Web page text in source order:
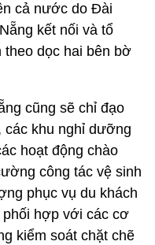
cả nước do Đài
kết nối và tổ
theo dọc hai bên bờ
cũng sẽ chỉ đạo
các khu nghỉ dưỡng
hoạt động chào
công tác vệ sinh
phục vụ du khách
hợp với các cơ
kiểm soát chặt chẽ